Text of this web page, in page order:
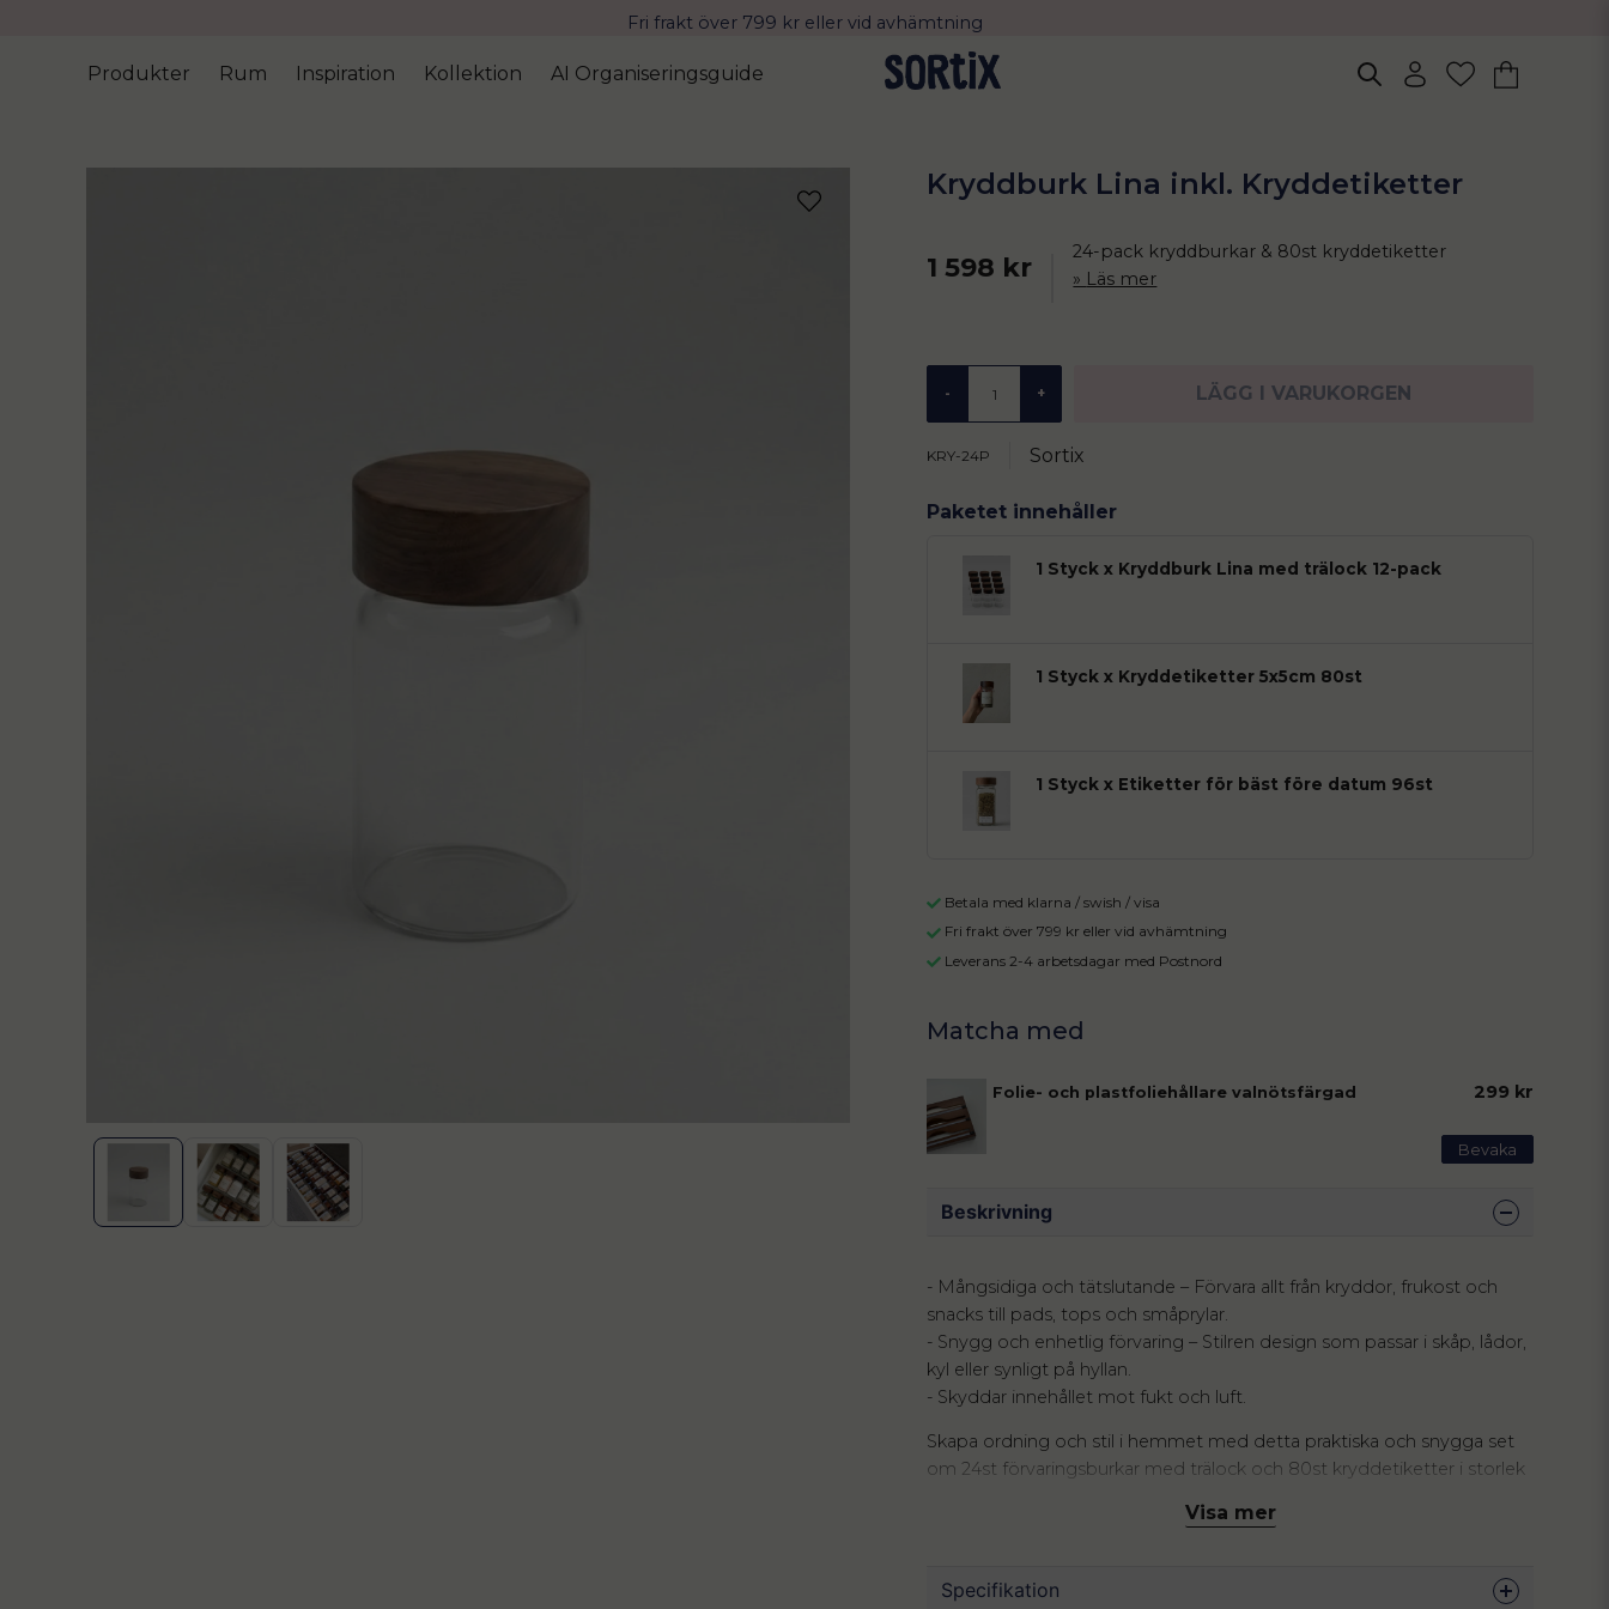
Fri frakt över 799 kr eller vid avhämtning
Leverans 2-4 arbetsdagar med Postnord
Produkter Rum Inspiration Kollektion AI Organiseringsguide
Kryddburk Lina inkl. Kryddetiketter
1 598 kr
24-pack kryddburkar & 80st kryddetiketter
Läs mer
- + LÄGG I VARUKORGEN
KRY-24P Sortix
Paketet innehåller
1 Styck x Kryddburk Lina med trälock 12-pack
1 Styck x Kryddetiketter 5x5cm 80st
1 Styck x Etiketter för bäst före datum 96st
Betala med klarna / swish / visa
Fri frakt över 799 kr eller vid avhämtning
Leverans 2-4 arbetsdagar med Postnord
Folie- och plastfoliehållare valnötsfärgad 299 kr
Bevaka
Beskrivning
- Mångsidiga och tätslutande – Förvara allt från kryddor, frukost och
snacks till pads, tops och småprylar.
- Snygg och enhetlig förvaring – Stilren design som passar i skåp, lådor,
kyl eller synligt på hyllan.
- Skyddar innehållet mot fukt och luft.
Skapa ordning och stil i hemmet med detta praktiska och snygga set
om 24st förvaringsburkar med trälock och 80st kryddetiketter i storlek
kryddskåpet, förvara overnight oats i kylskåpet, eller hålla tops och
trälock passar de lika bra i lådor som att stå framme på hyllan som en
Visa mer
Specifikation